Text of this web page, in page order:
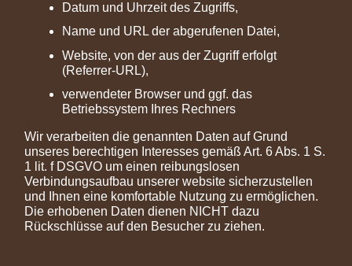
Datum und Uhrzeit des Zugriffs,
Name und URL der abgerufenen Datei,
Website, von der aus der Zugriff erfolgt
(Referrer-URL),
verwendeter Browser und ggf. das
Betriebssystem Ihres Rechners
Wir verarbeiten die genannten Daten auf Grund
unseres berechtigen Interesses gemäß Art. 6 Abs. 1 S.
1 lit. f DSGVO um einen reibungslosen
Verbindungsaufbau unserer website sicherzustellen
und Ihnen eine komfortable Nutzung zu ermöglichen.
Die erhobenen Daten dienen NICHT dazu
Rückschlüsse auf den Besucher zu ziehen.